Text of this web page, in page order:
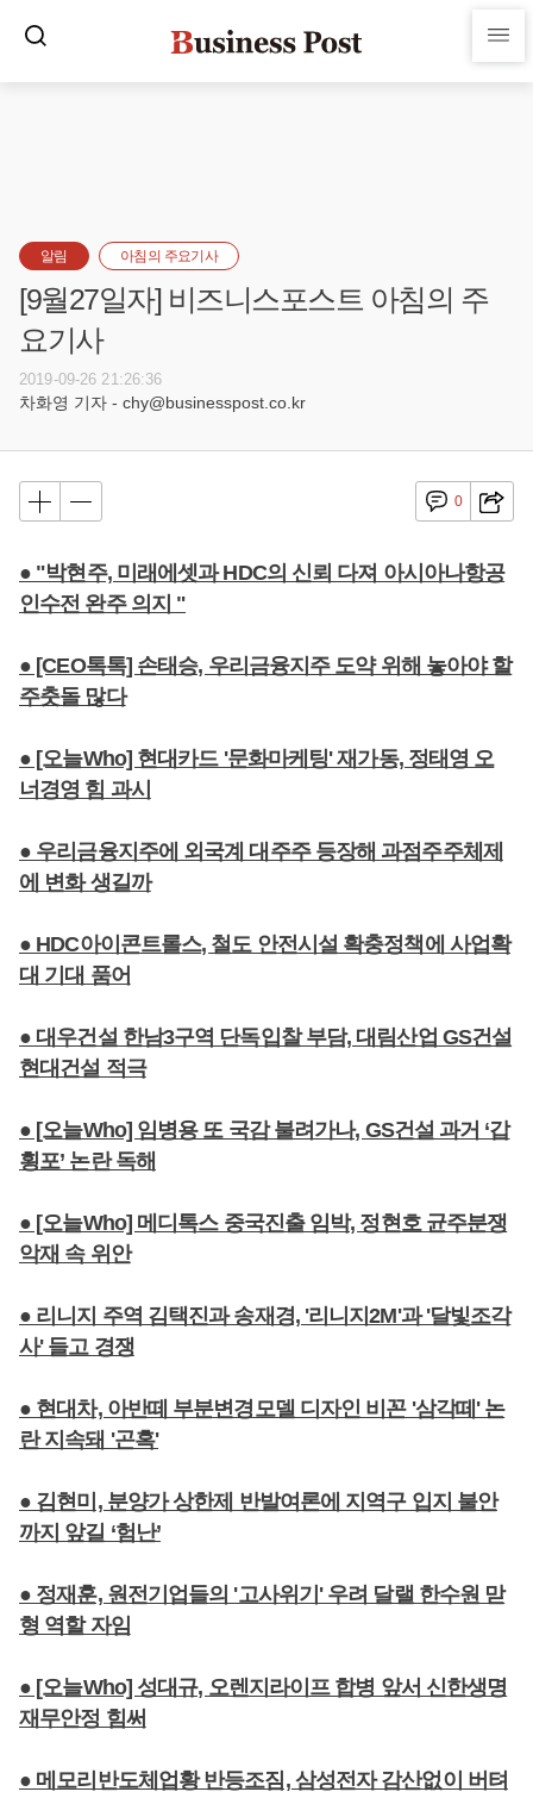
알림 아침의 주요기사
[9월27일자] 비즈니스포스트 아침의 주
요기사
2019-09-26 21:26:36
차화영 기자 - chy@businesspost.co.kr
0
● "박현주, 미래에셋과 HDC의 신뢰 다져 아시아나항공
인수전 완주 의지 "
● [CEO톡톡] 손태승, 우리금융지주 도약 위해 놓아야 할
주춧돌 많다
● [오늘Who] 현대카드 '문화마케팅' 재가동, 정태영 오
너경영 힘 과시
● 우리금융지주에 외국계 대주주 등장해 과점주주체제
에 변화 생길까
● HDC아이콘트롤스, 철도 안전시설 확충정책에 사업확
대 기대 품어
● 대우건설 한남3구역 단독입찰 부담, 대림산업 GS건설
현대건설 적극
● [오늘Who] 임병용 또 국감 불려가나, GS건설 과거 ‘갑
횡포’ 논란 독해
● [오늘Who] 메디톡스 중국진출 임박, 정현호 균주분쟁
악재 속 위안
● 리니지 주역 김택진과 송재경, '리니지2M'과 '달빛조각
사' 들고 경쟁
● 현대차, 아반떼 부분변경모델 디자인 비꼰 '삼각떼' 논
란 지속돼 '곤혹'
● 김현미, 분양가 상한제 반발여론에 지역구 입지 불안
까지 앞길 ‘험난’
● 정재훈, 원전기업들의 '고사위기' 우려 달랠 한수원 맏
형 역할 자임
● [오늘Who] 성대규, 오렌지라이프 합병 앞서 신한생명
재무안정 힘써
● 메모리반도체업황 반등조짐, 삼성전자 감산없이 버텨